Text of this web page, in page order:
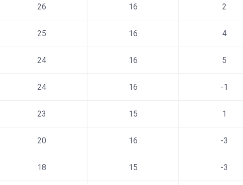
26 16 2
25 16 4
24 16 5
24 16 -1
23 15 1
20 16 -3
18 15 -3